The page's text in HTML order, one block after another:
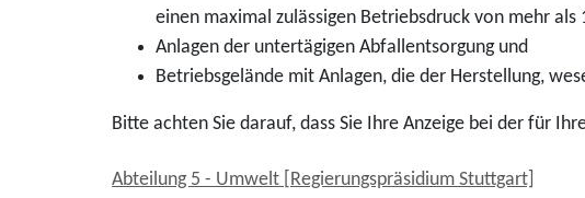
einen maximal zulässigen Betriebsdruck von mehr als
Anlagen der untertägigen Abfallentsorgung und
Betriebsgelände mit Anlagen, die der Herstellung,
Bitte achten Sie darauf, dass Sie Ihre Anzeige bei der für
Abteilung 5 - Umwelt [Regierungspräsidium Stuttgart]